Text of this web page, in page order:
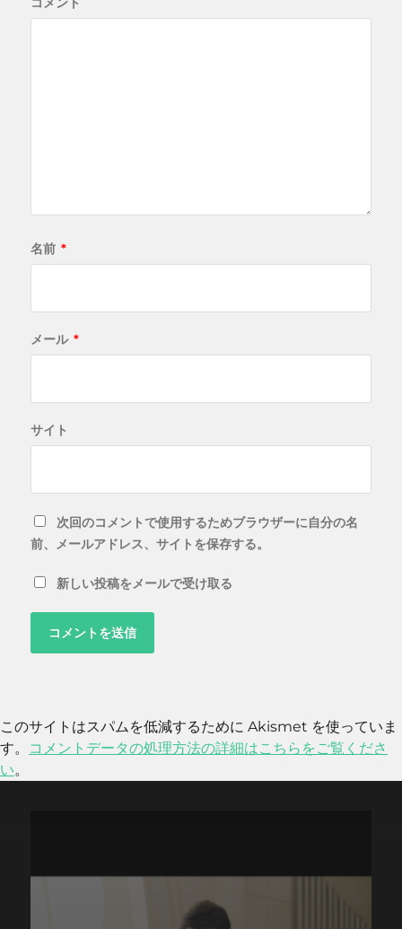
名前 *
メール *
サイト
次回のコメントで使用するためブラウザーに自分の名
前、メールアドレス、サイトを保存する。
新しい投稿をメールで受け取る
このサイトはスパムを低減するために Akismet を使っていま
す。
コメントデータの処理方法の詳細はこちらをご覧くださ
い。